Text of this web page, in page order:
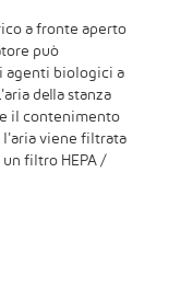
a fronte aperto
può
agenti biologici a
della stanza
il contenimento
l'aria viene filtrata
filtro HEPA /